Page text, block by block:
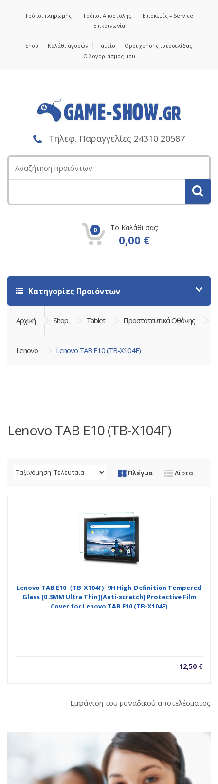
Τρόποι πληρωμής Τρόποι Αποστολής
Επισκευές – Service
Επικοινωνία
Shop Καλάθι αγορών Ταμείο
Όροι χρήσης ιστοσελίδας
Ο λογαριασμός μου
Τηλεφ. Παραγγελίες 24310 20587
για:
0 Το Καλάθι σας:
0,00 €
Κατηγορίες Προιόντων
Αρχική Shop Tablet Προστατευτικά Οθόνης
Lenovo Lenovo TAB E10 (TB-X104F)
Lenovo TAB E10 (TB-X104F)
Πλέγμα Λίστα
Lenovo TAB E10（TB-X104F)- 9H High-Definition Tempered
Glass [0.3MM Ultra Thin][Anti-scratch] Protective Film
Cover for Lenovo TAB E10 (TB-X104F)
12,50 €
Εμφάνιση του μοναδικού αποτελέσματος